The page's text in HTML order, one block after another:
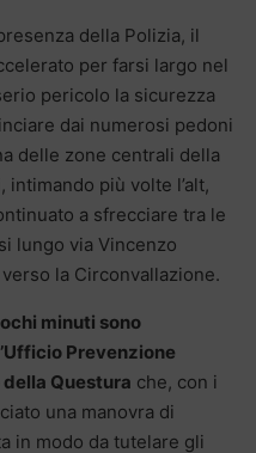
della Polizia, il
per farsi largo nel
pericolo la sicurezza
dai numerosi pedoni
delle zone centrali della
più volte l’alt,
a sfrecciare tra le
lungo via Vincenzo
la Circonvallazione.
minuti sono
Prevenzione
Questura che, con i
una manovra di
in modo da tutelare gli